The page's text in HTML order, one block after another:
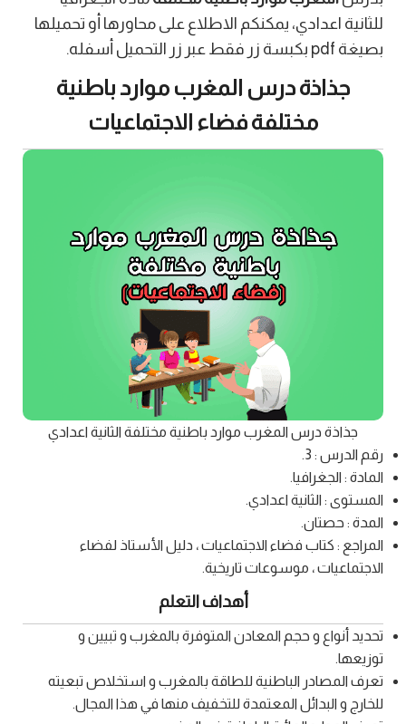
للثانية اعدادي، يمكنكم الاطلاع على محاورها أو تحميلها
بصيغة pdf بكبسة زر فقط عبر زر التحميل أسفله.
جذاذة درس المغرب موارد باطنية
مختلفة فضاء الاجتماعيات
جذاذة درس المغرب موارد باطنية مختلفة الثانية اعدادي
رقم الدرس : 3.
المادة : الجغرافيا.
المستوى : الثانية اعدادي.
المدة : حصتان.
المراجع : كتاب فضاء الاجتماعيات ، دليل الأستاذ لفضاء
الاجتماعيات ، موسوعات تاريخية.
أهداف التعلم
تحديد أنواع و حجم المعادن المتوفرة بالمغرب و تبيين و
توزيعها.
تعرف المصادر الباطنية للطاقة بالمغرب و استخلاص تبعيته
للخارج و البدائل المعتمدة للتخفيف منها في هذا المجال.